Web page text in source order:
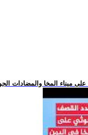
ميناء المخا والمضادات